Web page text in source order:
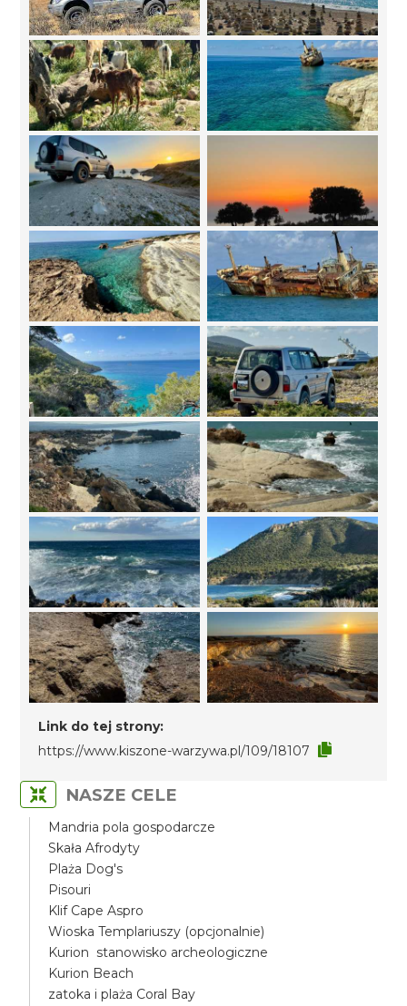
Link do tej strony:
https://www.kiszone-warzywa.pl/109/18107
NASZE CELE
Mandria pola gospodarcze
Skała Afrodyty
Plaża Dog's
Pisouri
Klif Cape Aspro
Wioska Templariuszy (opcjonalnie)
Kurion stanowisko archeologiczne
Kurion Beach
zatoka i plaża Coral Bay